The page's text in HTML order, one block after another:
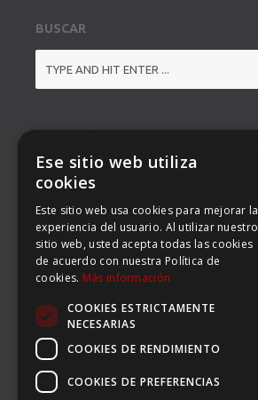
BUSCAR
BALMES 92, 3º 1ª B
08008 BARCELONA
TEL: (34) 93 363 53 97
FAX: (34) 93 396 90 14
EMAIL:INFO@CARSERSPORTS.COM
Ese sitio web utiliza
cookies
Este sitio web usa cookies para mejorar la
experiencia del usuario. Al utilizar nuestro
sitio web, usted acepta todas las cookies
de acuerdo con nuestra Política de
cookies. Más información
COOKIES ESTRICTAMENTE
NECESARIAS
COOKIES DE RENDIMIENTO
COOKIES DE PREFERENCIAS